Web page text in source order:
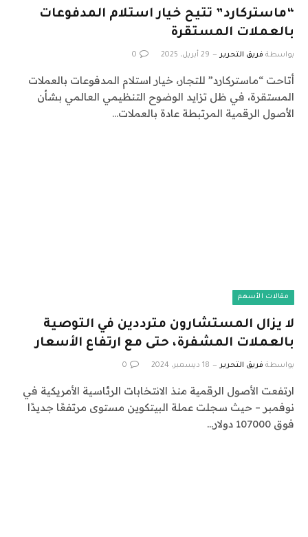
“ماستركارد” تتيح خيار استلام المدفوعات
بالعملات المستقرة
بواسطة فريق التحرير 29 أبريل، 2025 0
أتاحت “ماستركارد” للتجار، خيار استلام المدفوعات بالعملات
المستقرة، في ظل تزايد الوضوح التنظيمي العالمي بشأن
الأصول الرقمية المرتبطة عادة بالعملات…
مقالات الأسهم
لا يزال المستشارون مترددين في التوصية
بالعملات المشفرة، حتى مع ارتفاع الأسعار
بواسطة فريق التحرير 18 ديسمبر، 2024 0
ارتفعت الأصول الرقمية منذ الانتخابات الرئاسية الأمريكية في
نوفمبر – حيث سجلت عملة البيتكوين مستوى مرتفعًا جديدًا
فوق 107000 دولار…